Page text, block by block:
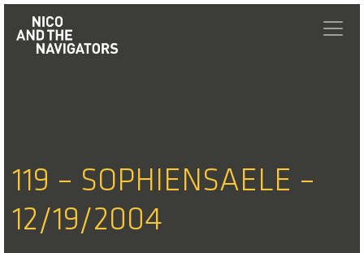
119 – SOPHIENSAELE –
12/19/2004